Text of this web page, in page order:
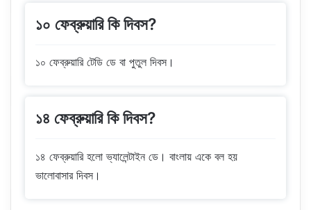
১০ ফেব্রুয়ারি কি দিবস?
১০ ফেব্রুয়ারি টেডি ডে বা পুতুল দিবস।
১৪ ফেব্রুয়ারি কি দিবস?
১৪ ফেব্রুয়ারি হলো ভ্যালেন্টাইন ডে। বাংলায় একে বল হয়
ভালোবাসার দিবস।